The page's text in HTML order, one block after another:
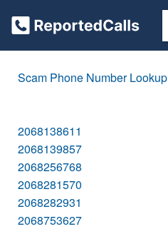
Scam Phone Number Lookup
2068138611
2068139857
2068256768
2068281570
2068282931
2068753627